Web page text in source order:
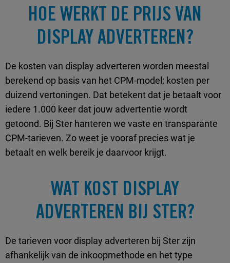
HOE WERKT DE PRIJS VAN
DISPLAY ADVERTEREN?
De kosten van display adverteren worden meestal
berekend op basis van het CPM-model: kosten per
duizend vertoningen. Dat betekent dat je betaalt voor
iedere 1.000 keer dat jouw advertentie wordt
getoond. Bij Ster hanteren we vaste en transparante
CPM-tarieven. Zo weet je vooraf precies wat je
betaalt en welk bereik je daarvoor krijgt.
WAT KOST DISPLAY
ADVERTEREN BIJ STER?
De tarieven voor display adverteren bij Ster zijn
afhankelijk van de inkoopmethode en het type